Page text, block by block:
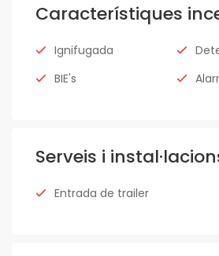
Característiques
Ignifugada
BIE's
Serveis i
Entrada de trailer